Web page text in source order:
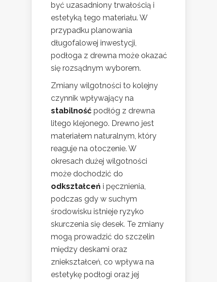
być uzasadniony trwałością i
estetyką tego materiału. W
przypadku planowania
długofalowej inwestycji,
podłoga z drewna może okazać
się rozsądnym wyborem.
Zmiany wilgotności to kolejny
czynnik wpływający na
stabilność podłóg z drewna
litego klejonego. Drewno jest
materiałem naturalnym, który
reaguje na otoczenie. W
okresach dużej wilgotności
może dochodzić do
odkształceń i pęcznienia,
podczas gdy w suchym
środowisku istnieje ryzyko
skurczenia się desek. Te zmiany
mogą prowadzić do szczelin
między deskami oraz
zniekształceń, co wpływa na
estetykę podłogi oraz jej